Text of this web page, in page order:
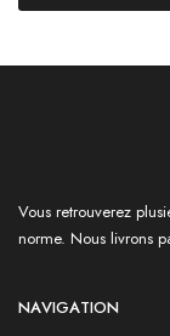
Vous retrouverez
norme. Nous livrons
NAVIGATION